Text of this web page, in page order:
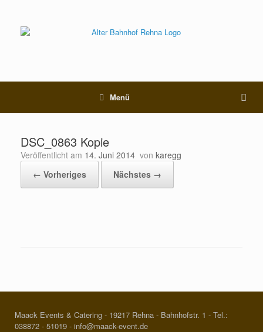
Menü
DSC_0863 Kopie
Veröffentlicht am 14. Juni 2014 von karegg
← Vorheriges
Nächstes →
Maack Events & Catering - 19217 Rehna - Bahnhofstr. 1 - Tel.:
038872 - 51019 - info@maack-event.de